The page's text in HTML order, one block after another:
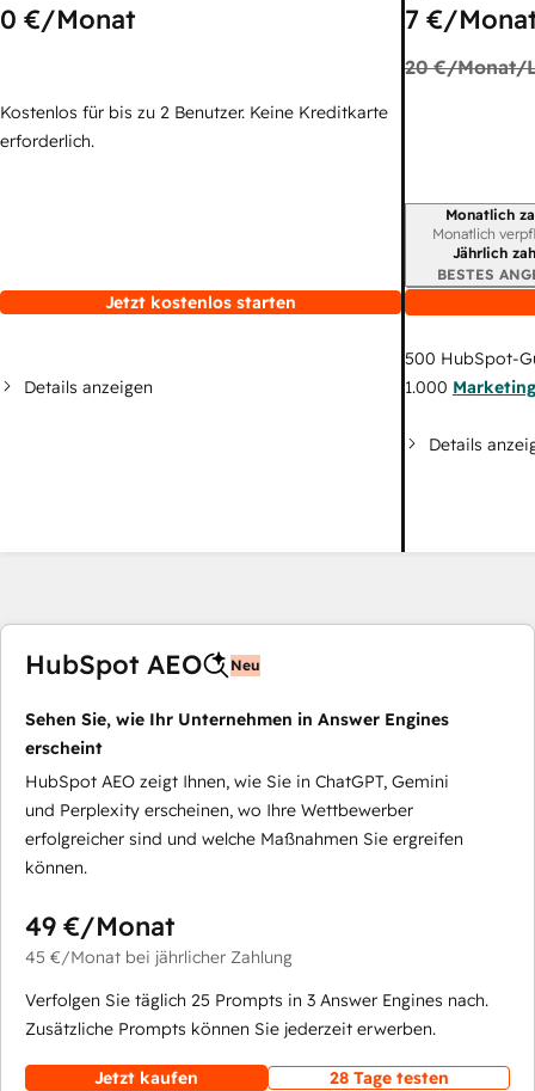
0 €/Monat
Kostenlos für bis zu 2 Benutzer. Keine Kreditkarte
erforderlich.
Jetzt kostenlos starten
Details anzeigen
7 €/
20 €/Monat/
Monatlich
Monatlich
Jährlich
BESTES
500 HubSpot-
1.000
Details
HubSpot AEO Neu
Sehen Sie, wie Ihr Unternehmen in Answer Engines
erscheint
HubSpot AEO zeigt Ihnen, wie Sie in ChatGPT, Gemini
und Perplexity erscheinen, wo Ihre Wettbewerber
erfolgreicher sind und welche Maßnahmen Sie ergreifen
können.
49 €/Monat
45 €/Monat bei jährlicher Zahlung
Verfolgen Sie täglich 25 Prompts in 3 Answer Engines nach.
Zusätzliche Prompts können Sie jederzeit erwerben.
Jetzt kaufen
28 Tage testen